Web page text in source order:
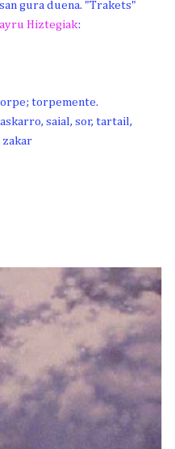
gura duena. "Trakets"
Hiztegiak:
torpemente.
saial, sor, tartail,